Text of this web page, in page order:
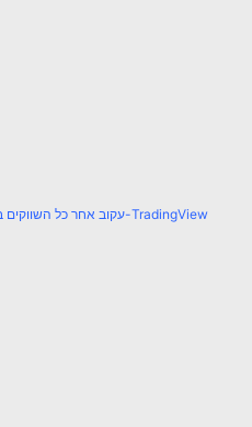
עקוב אחר כל השווקים ב-TradingView